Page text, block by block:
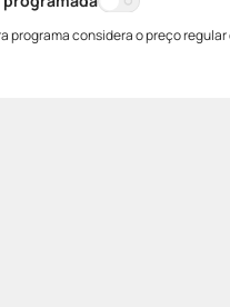
programa considera o preço